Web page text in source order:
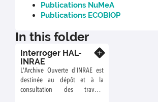
Publications NuMeA
Publications ECOBIOP
In this folder
Interroger HAL-
INRAE
L'Archive Ouverte d'INRAE est
destinée au dépôt et à la
consultation des travaux